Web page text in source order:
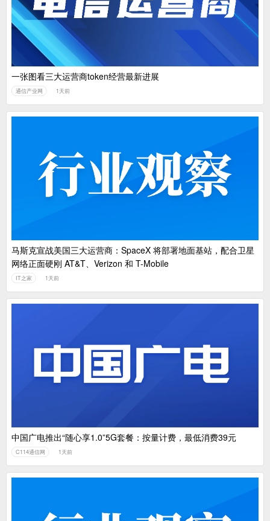
一张图看三大运营商token经营最新进展
通信产业网 1天前
马斯克宣战美国三大运营商：SpaceX 将部署地面基站，配合卫星
网络正面硬刚 AT&T、Verizon 和 T-Mobile
IT之家 1天前
中国广电推出“随心享1.0”5G套餐：按量计费，最低消费39元
C114通信网 1天前